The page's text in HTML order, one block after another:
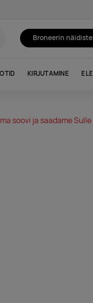
Broneerin
KIRJUTAMINE
soovi ja saadame